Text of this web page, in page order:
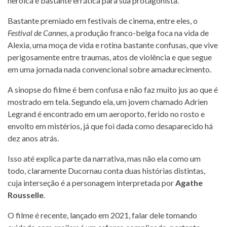
Bastante premiado em festivais de cinema, entre eles, o
Festival de Cannes, a produção franco-belga foca na vida de
Alexia, uma moça de vida e rotina bastante confusas, que vive
perigosamente entre traumas, atos de violência e que segue
em uma jornada nada convencional sobre amadurecimento.
A sinopse do filme é bem confusa e não faz muito jus ao que é
mostrado em tela. Segundo ela, um jovem chamado Adrien
Legrand é encontrado em um aeroporto, ferido no rosto e
envolto em mistérios, já que foi dada como desaparecido há
dez anos atrás.
Isso até explica parte da narrativa, mas não ela como um
todo, claramente Ducornau conta duas histórias distintas,
cuja interseção é a personagem interpretada porAgathe
Rousselle.
O filme é recente, lançado em 2021, falar dele tomando